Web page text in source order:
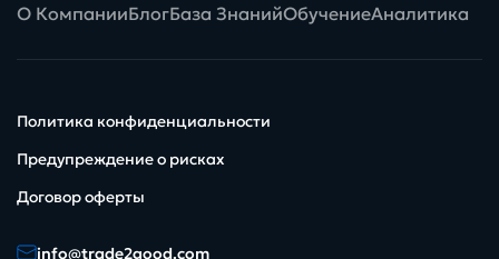
О КомпанииБлогБаза ЗнанийОбучениеАналитика
Политика конфиденциальности
Предупреждение о рисках
Договор оферты
info@trade2good.com